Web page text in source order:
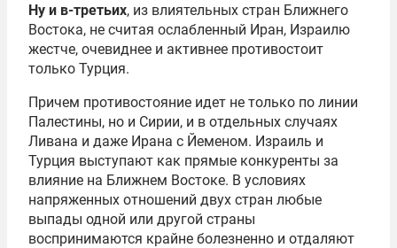
Ну и в-третьих, из влиятельных стран Ближнего
Востока, не считая ослабленный Иран, Израилю
жестче, очевиднее и активнее противостоит
только Турция.
Причем противостояние идет не только по линии
Палестины, но и Сирии, и в отдельных случаях
Ливана и даже Ирана с Йеменом. Израиль и
Турция выступают как прямые конкуренты за
влияние на Ближнем Востоке. В условиях
напряженных отношений двух стран любые
выпады одной или другой страны
воспринимаются крайне болезненно и отдаляют